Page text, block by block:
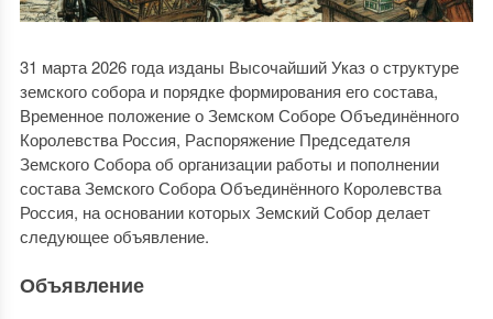
31 марта 2026 года изданы Высочайший Указ о структуре
земского собора и порядке формирования его состава,
Временное положение о Земском Соборе Объединённого
Королевства Россия, Распоряжение Председателя
Земского Собора об организации работы и пополнении
состава Земского Собора Объединённого Королевства
Россия, на основании которых Земский Собор делает
следующее объявление.
Объявление